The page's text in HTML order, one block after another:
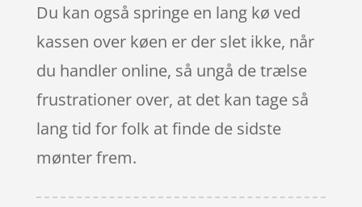
Du kan også springe en lang kø ved
kassen over køen er der slet ikke, når
du handler online, så ungå de trælse
frustrationer over, at det kan tage så
lang tid for folk at finde de sidste
mønter frem.